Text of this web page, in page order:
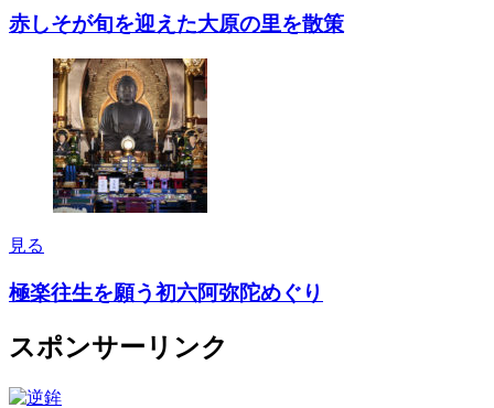
赤しそが旬を迎えた大原の里を散策
見る
極楽往生を願う初六阿弥陀めぐり
スポンサーリンク